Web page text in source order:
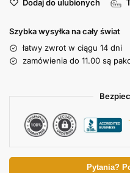
Dodaj do ulubionych
Szybka wysyłka na cały świat
łatwy zwrot w ciągu 14 dni
zamówienia do 11.00 są
Pytania?